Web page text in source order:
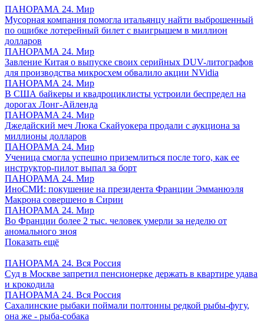
ПАНОРАМА 24. Мир
Мусорная компания помогла итальянцу найти выброшенный
по ошибке лотерейный билет с выигрышем в миллион
долларов
ПАНОРАМА 24. Мир
Завление Китая о выпуске своих серийных DUV-литографов
для производства микросхем обвалило акции NVidia
ПАНОРАМА 24. Мир
В США байкеры и квадроциклисты устроили беспредел на
дорогах Лонг-Айленда
ПАНОРАМА 24. Мир
Джедайский меч Люка Скайуокера продали с аукциона за
миллионы долларов
ПАНОРАМА 24. Мир
Ученица смогла успешно приземлиться после того, как ее
инструктор-пилот выпал за борт
ПАНОРАМА 24. Мир
ИноСМИ: покушение на президента Франции Эмманюэля
Макрона совершено в Сирии
ПАНОРАМА 24. Мир
Во Франции более 2 тыс. человек умерли за неделю от
аномального зноя
Показать ещё
ПАНОРАМА 24. Вся Россия
Суд в Москве запретил пенсионерке держать в квартире удава
и крокодила
ПАНОРАМА 24. Вся Россия
Сахалинские рыбаки поймали полтонны редкой рыбы-фугу,
она же - рыба-собака